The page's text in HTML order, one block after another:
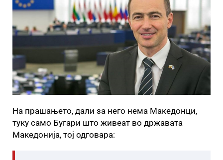
На прашањето, дали за него нема Македонци,
туку само Бугари што живеат во државата
Македонија, тој одговара: